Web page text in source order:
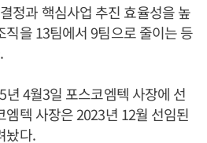
정과 핵심사업 추진 효율성을 높
직을 13팀에서 9팀으로 줄이는 등
년 4월3일 포스코엠텍 사장에 선
엠텍 사장은 2023년 12월 선임된
놨다.